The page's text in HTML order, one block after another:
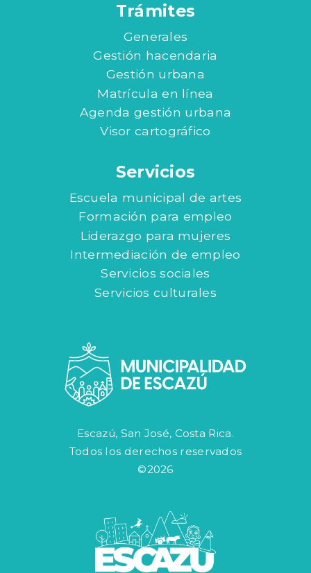
Trámites
Generales
Gestión hacendaria
Gestión urbana
Matrícula en línea
Agenda gestión urbana
Visor cartográfico
Servicios
Escuela municipal de artes
Formación para empleo
Liderazgo para mujeres
Intermediación de empleo
Servicios sociales
Servicios culturales
Escazú, San José, Costa Rica.
Todos los derechos reservados
©2026